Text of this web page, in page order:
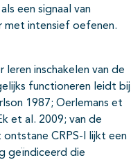
een signaal van
met intensief oefenen.
inschakelen van de
functioneren leidt bij
1987; Oerlemans et
et al. 2009; van de
CRPS-I lijkt een
geïndiceerd die